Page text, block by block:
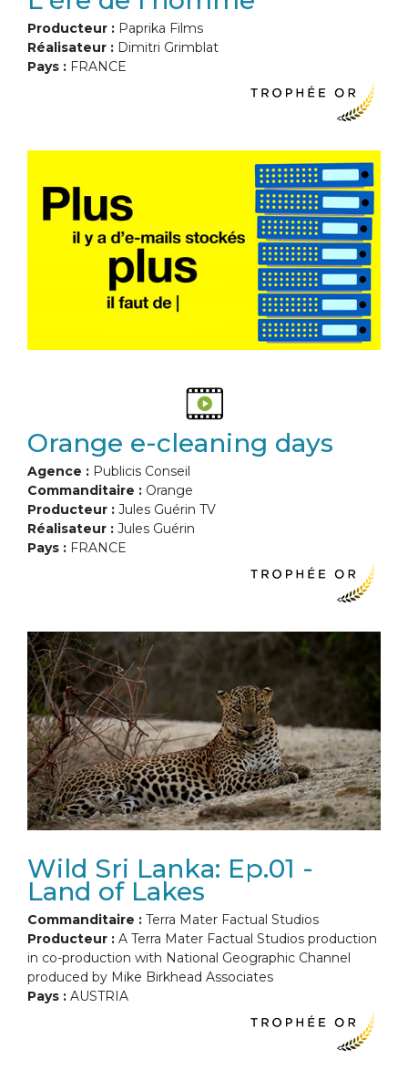
Producteur : Paprika Films
Réalisateur : Dimitri Grimblat
Pays : FRANCE
Orange e-cleaning days
Agence : Publicis Conseil
Commanditaire : Orange
Producteur : Jules Guérin TV
Réalisateur : Jules Guérin
Pays : FRANCE
Wild Sri Lanka: Ep.01 -
Land of Lakes
Commanditaire : Terra Mater Factual Studios
Producteur : A Terra Mater Factual Studios production
in co-production with National Geographic Channel
produced by Mike Birkhead Associates
Pays : AUSTRIA